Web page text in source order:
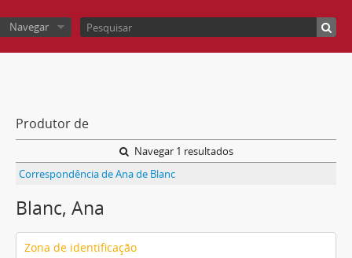
Navegar
Produtor de
Navegar 1 resultados
Correspondência de Ana de Blanc
Blanc, Ana
Zona de identificação